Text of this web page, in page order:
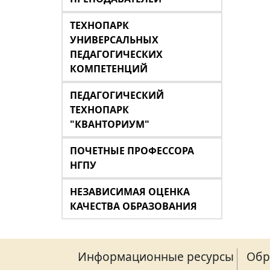
ТЕХНОПАРК
УНИВЕРСАЛЬНЫХ
ПЕДАГОГИЧЕСКИХ
КОМПЕТЕНЦИЙ
ПЕДАГОГИЧЕСКИЙ
ТЕХНОПАРК
"КВАНТОРИУМ"
ПОЧЕТНЫЕ ПРОФЕССОРА
НГПУ
НЕЗАВИСИМАЯ ОЦЕНКА
КАЧЕСТВА ОБРАЗОВАНИЯ
Информационные ресурсы